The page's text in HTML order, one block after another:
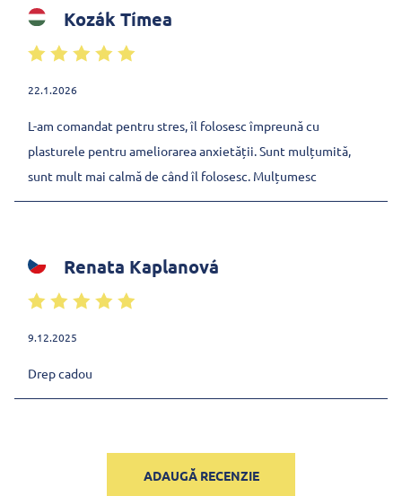
Kozák Tímea
22.1.2026
L-am comandat pentru stres, îl folosesc împreună cu
plasturele pentru ameliorarea anxietății. Sunt mulțumită,
sunt mult mai calmă de când îl folosesc. Mulțumesc
Renata Kaplanová
9.12.2025
Drep cadou
ADAUGĂ RECENZIE